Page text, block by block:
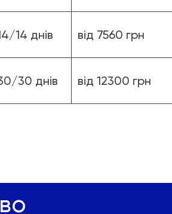
14 днів від 7560 грн
30 днів від 12300 грн